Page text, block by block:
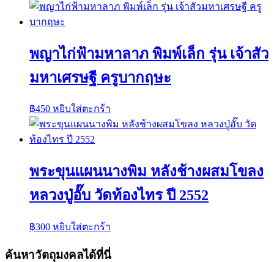
พญาไก่ฟ้ามหาลาภ พิมพ์เล็ก รุ่น เจ้าสัว
มหาเศรษฐี ครูบากฤษะ
฿450 หยิบใส่ตะกร้า
พระขุนแผนนางพิม หลังช้างผสมโขลง
หลวงปู่อั๊บ วัดท้องไทร ปี 2552
฿300 หยิบใส่ตะกร้า
ค้นหาวัตถุมงคลได้ที่นี่